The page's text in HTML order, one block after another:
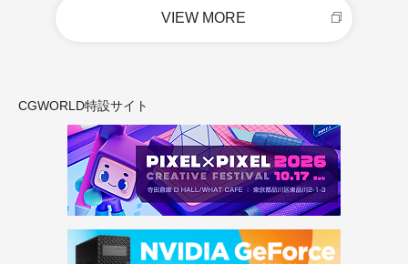
VIEW MORE
CGWORLD特設サイト